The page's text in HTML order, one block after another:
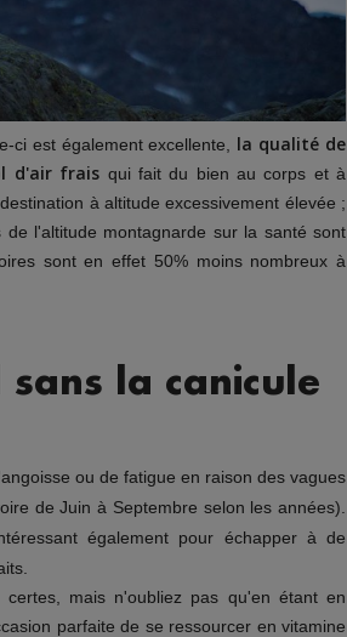
ci est également excellente, la qualité de
d'air frais qui fait du bien au corps et à
à altitude excessivement élevée ;
l'altitude montagnarde sur la santé sont
sont en effet 50% moins nombreux à
sans la canicule
ou de fatigue en raison des vagues
de Juin à Septembre selon les années).
également pour échapper à de
mais n'oubliez pas qu'en étant en
parfaite de se ressourcer en vitamine